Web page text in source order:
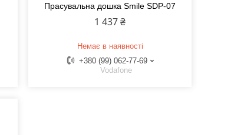
Прасувальна дошка Smile SDP-07
1 437 ₴
Немає в наявності
+380 (99) 062-77-69
Vodafone